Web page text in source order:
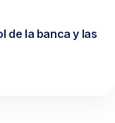
de la banca y las